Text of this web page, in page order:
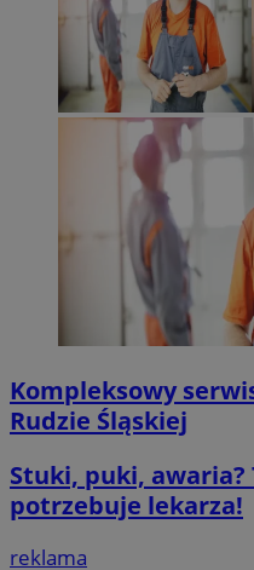
Kompleksowy
Rudzie Śląskiej
Stuki, puki, awaria?
potrzebuje lekarza!
reklama